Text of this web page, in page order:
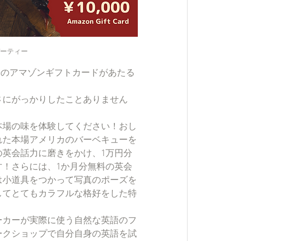
ティー
がっかりしたことありません
の味を体験してください！おし
本場アメリカのバーベキューを
会話力に磨きをかけ、1万円分
さらには、1か月分無料の英会
道具をつかって写真のポーズを
とてもカラフルな格好をした特
ーが実際に使う自然な英語のフ
ショップで自分自身の英語を試